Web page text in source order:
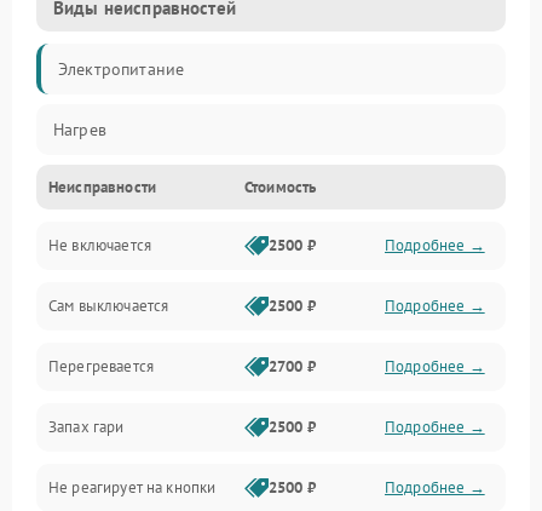
Виды неисправностей
Электропитание
Нагрев
Неисправности Стоимость
Не включается 2500 ₽ Подробнее →
Сам выключается 2500 ₽ Подробнее →
Перегревается 2700 ₽ Подробнее →
Запах гари 2500 ₽ Подробнее →
Не реагирует на кнопки 2500 ₽ Подробнее →